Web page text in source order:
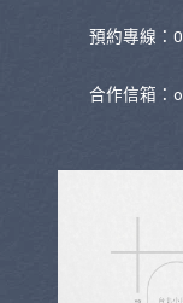
預約專線：
合作信箱：